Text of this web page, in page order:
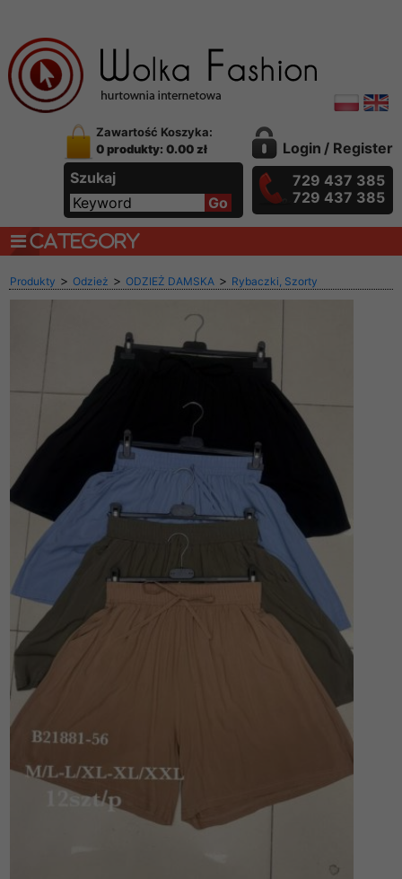
Zawartość Koszyka:
0 produkty: 0.00 zł
Szukaj
Login / Register
729 437 385
729 437 385
CATEGORY
Produkty > Odzież > ODZIEŻ DAMSKA > Rybaczki, Szorty